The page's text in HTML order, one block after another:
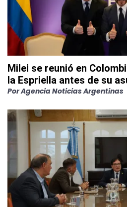
Milei se reunió en
la Espriella antes de su
PorAgencia Noticias Argentinas